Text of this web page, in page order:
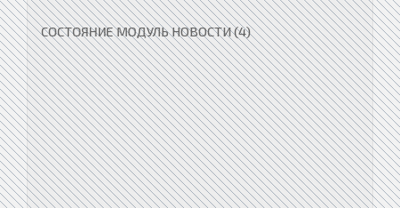
СОСТОЯНИЕ МОДУЛЬ НОВОСТИ (4)